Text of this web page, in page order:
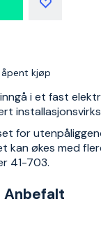
kjøp
i et fast
for
kan økes med
41-703.
Anbefalt